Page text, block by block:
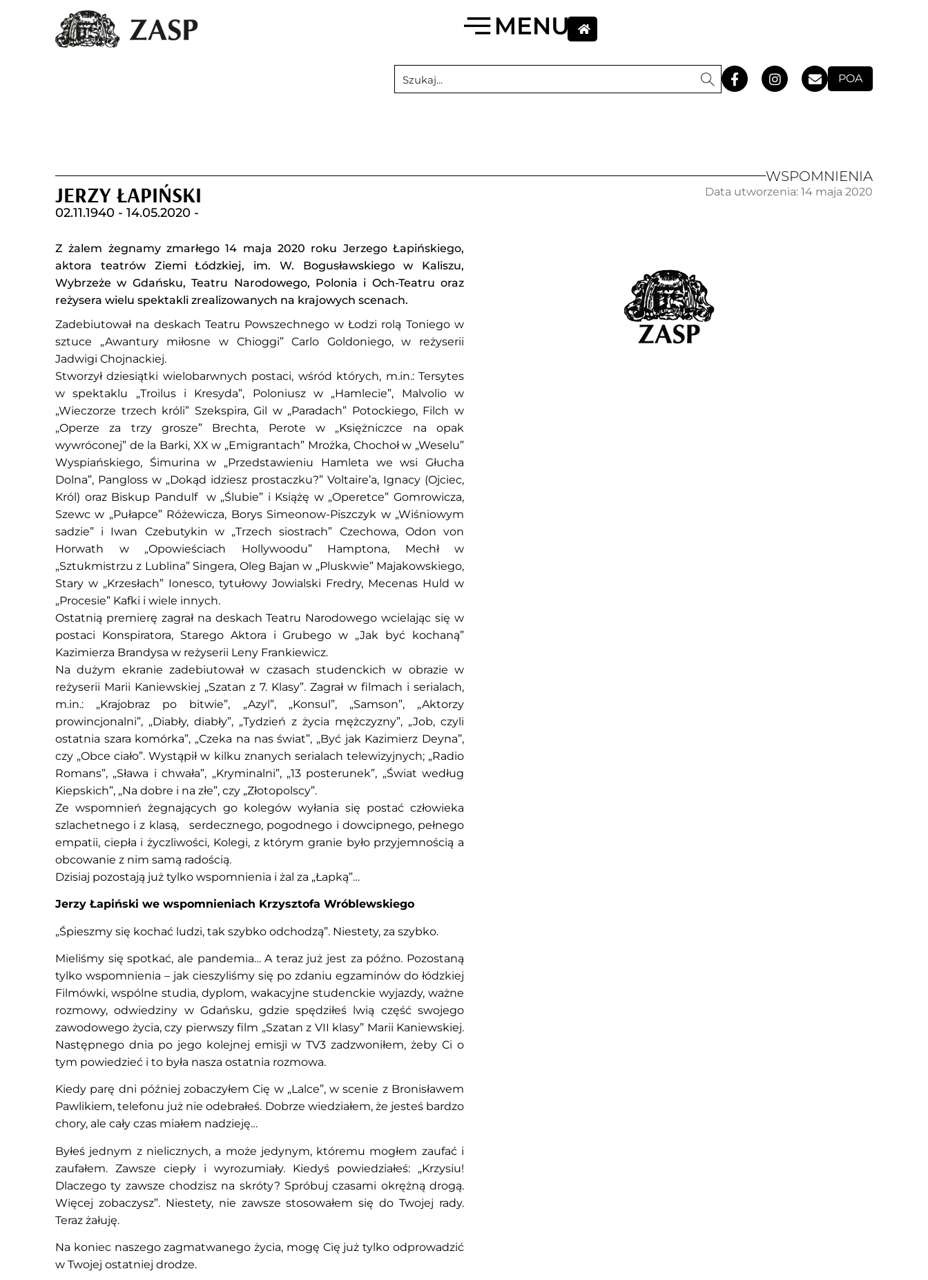
POA
WSPOMNIENIA
JERZY ŁAPIŃSKI
02.11.1940 - 14.05.2020 -
Z żalem żegnamy zmarłego 14 maja 2020 roku Jerzego Łapińskiego,
aktora teatrów Ziemi Łódzkiej, im. W. Bogusławskiego w Kaliszu,
Wybrzeże w Gdańsku, Teatru Narodowego, Polonia i Och-Teatru oraz
reżysera wielu spektakli zrealizowanych na krajowych scenach.
Zadebiutował na deskach Teatru Powszechnego w Łodzi rolą Toniego w
sztuce „Awantury miłosne w Chioggi” Carlo Goldoniego, w reżyserii
Jadwigi Chojnackiej.
Stworzył dziesiątki wielobarwnych postaci, wśród których, m.in.: Tersytes
w spektaklu „Troilus i Kresyda”, Poloniusz w „Hamlecie”, Malvolio w
„Wieczorze trzech króli” Szekspira, Gil w „Paradach” Potockiego, Filch w
„Operze za trzy grosze” Brechta, Perote w „Księżniczce na opak
wywróconej” de la Barki, XX w „Emigrantach” Mrożka, Chochoł w „Weselu”
Wyspiańskiego, Śimurina w „Przedstawieniu Hamleta we wsi Głucha
Dolna”, Pangloss w „Dokąd idziesz prostaczku?” Voltaire’a, Ignacy (Ojciec,
Król) oraz Biskup Pandulf w „Ślubie” i Książę w „Operetce” Gomrowicza,
Szewc w „Pułapce” Różewicza, Borys Simeonow-Piszczyk w „Wiśniowym
sadzie” i Iwan Czebutykin w „Trzech siostrach” Czechowa, Odon von
Horwath w „Opowieściach Hollywoodu” Hamptona, Mechł w
„Sztukmistrzu z Lublina” Singera, Oleg Bajan w „Pluskwie” Majakowskiego,
Stary w „Krzesłach” Ionesco, tytułowy Jowialski Fredry, Mecenas Huld w
„Procesie” Kafki i wiele innych.
Ostatnią premierę zagrał na deskach Teatru Narodowego wcielając się w
postaci Konspiratora, Starego Aktora i Grubego w „Jak być kochaną”
Kazimierza Brandysa w reżyserii Leny Frankiewicz.
Na dużym ekranie zadebiutował w czasach studenckich w obrazie w
reżyserii Marii Kaniewskiej „Szatan z 7. Klasy”. Zagrał w filmach i serialach,
m.in.: „Krajobraz po bitwie”, „Azyl”, „Konsul”, „Samson”, „Aktorzy
prowincjonalni”, „Diabły, diabły”, „Tydzień z życia mężczyzny”, „Job, czyli
ostatnia szara komórka”, „Czeka na nas świat”, „Być jak Kazimierz Deyna”,
czy „Obce ciało”. Wystąpił w kilku znanych serialach telewizyjnych; „Radio
Romans”, „Sława i chwała”, „Kryminalni”, „13 posterunek”, „Świat według
Kiepskich”, „Na dobre i na złe”, czy „Złotopolscy”.
Ze wspomnień żegnających go kolegów wyłania się postać człowieka
szlachetnego i z klasą, serdecznego, pogodnego i dowcipnego, pełnego
empatii, ciepła i życzliwości, Kolegi, z którym granie było przyjemnością a
obcowanie z nim samą radością.
Dzisiaj pozostają już tylko wspomnienia i żal za „Łapką”…
Jerzy Łapiński we wspomnieniach Krzysztofa Wróblewskiego
„Śpieszmy się kochać ludzi, tak szybko odchodzą”. Niestety, za szybko.
Mieliśmy się spotkać, ale pandemia… A teraz już jest za późno. Pozostaną
tylko wspomnienia – jak cieszyliśmy się po zdaniu egzaminów do łódzkiej
Filmówki, wspólne studia, dyplom, wakacyjne studenckie wyjazdy, ważne
rozmowy, odwiedziny w Gdańsku, gdzie spędziłeś lwią część swojego
zawodowego życia, czy pierwszy film „Szatan z VII klasy” Marii Kaniewskiej.
Następnego dnia po jego kolejnej emisji w TV3 zadzwoniłem, żeby Ci o
tym powiedzieć i to była nasza ostatnia rozmowa.
Kiedy parę dni później zobaczyłem Cię w „Lalce”, w scenie z Bronisławem
Pawlikiem, telefonu już nie odebrałeś. Dobrze wiedziałem, że jesteś bardzo
chory, ale cały czas miałem nadzieję…
Byłeś jednym z nielicznych, a może jedynym, któremu mogłem zaufać i
zaufałem. Zawsze ciepły i wyrozumiały. Kiedyś powiedziałeś: „Krzysiu!
Dlaczego ty zawsze chodzisz na skróty? Spróbuj czasami okrężną drogą.
Więcej zobaczysz”. Niestety, nie zawsze stosowałem się do Twojej rady.
Teraz żałuję.
Na koniec naszego zagmatwanego życia, mogę Cię już tylko odprowadzić
w Twojej ostatniej drodze.
Data utworzenia: 14 maja 2020